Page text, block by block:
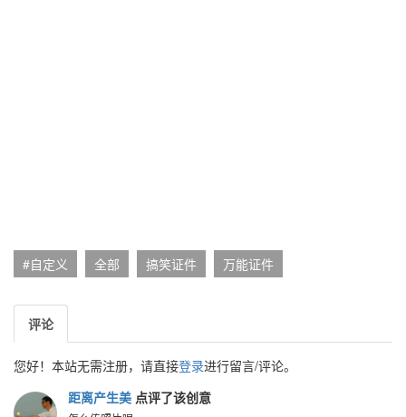
#自定义 全部 搞笑证件 万能证件
评论
您好！本站无需注册，请直接登录进行留言/评论。
距离产生美 点评了该创意